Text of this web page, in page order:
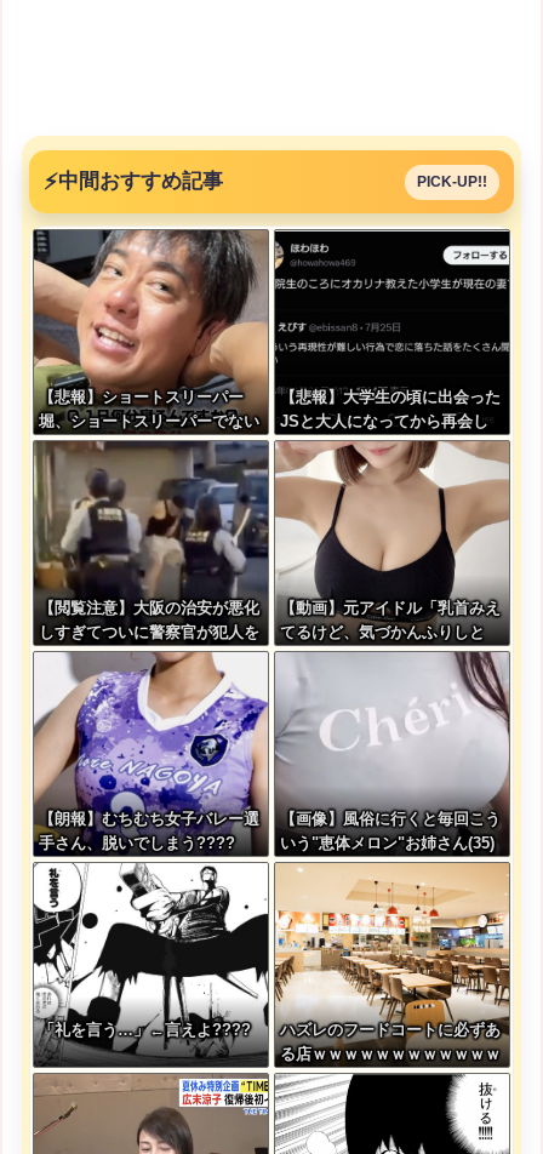
⚡中間おすすめ記事 PICK-UP!!
【悲報】ショートスリーパー
堀、ショートスリーパーでない
事がバレてしまう
【悲報】大学生の頃に出会った
JSと大人になってから再会し
結婚した男、大炎上してしまう
【閲覧注意】大阪の治安が悪化
しすぎてついに警察官が犯人を
銃殺。いよいよアメリカみたい
になってきたな
【動画】元アイドル「乳首みえ
てるけど、気づかんふりしと
こ」
【朗報】むちむち女子バレー選
手さん、脱いでしまう????
【画像】風俗に行くと毎回こう
いう"恵体メロン"お姉さん(35)
を指名してしまうんやが・・・
「礼を言う…」←言えよ????
ハズレのフードコートに必ずあ
る店ｗｗｗｗｗｗｗｗｗｗｗｗ